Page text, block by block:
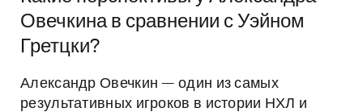
Овечкина в сравнении с Уэйном
Гретцки?
Александр Овечкин — один из самых
результативных игроков в истории НХЛ и